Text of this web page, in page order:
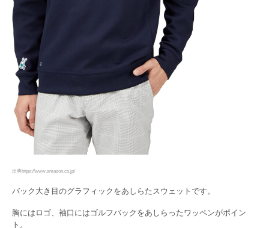
出典https://www.amazon.co.jp/
バック大き目のグラフィックをあしらたスウェットです。
胸にはロゴ、袖口にはゴルフバックをあしらったワッペンがポイン
ト。